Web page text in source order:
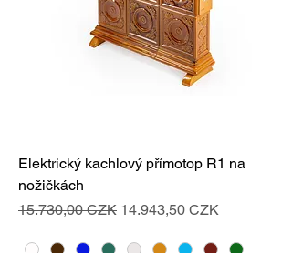
Elektrický kachlový přímotop R1 na
nožičkách
Standardpreis
15.730,00 CZK Sale-Preis
14.943,50 CZK